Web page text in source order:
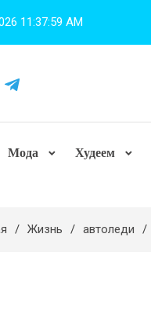
11:38:00 AM
Мода Худеем
Жизнь автоледи